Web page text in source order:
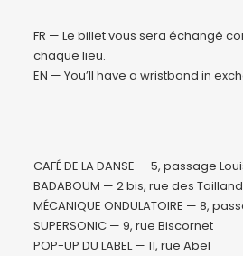
FR — Le billet vous sera échangé
chaque lieu.
EN — You’ll have a wristband in
CAFÉ DE LA DANSE — 5, passage
BADABOUM — 2 bis, rue des
MÉCANIQUE ONDULATOIRE — 8,
SUPERSONIC — 9, rue Biscornet
POP-UP DU LABEL — 11, rue Abel